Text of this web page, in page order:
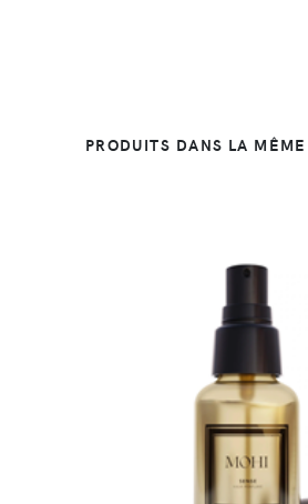
PRODUITS DANS LA